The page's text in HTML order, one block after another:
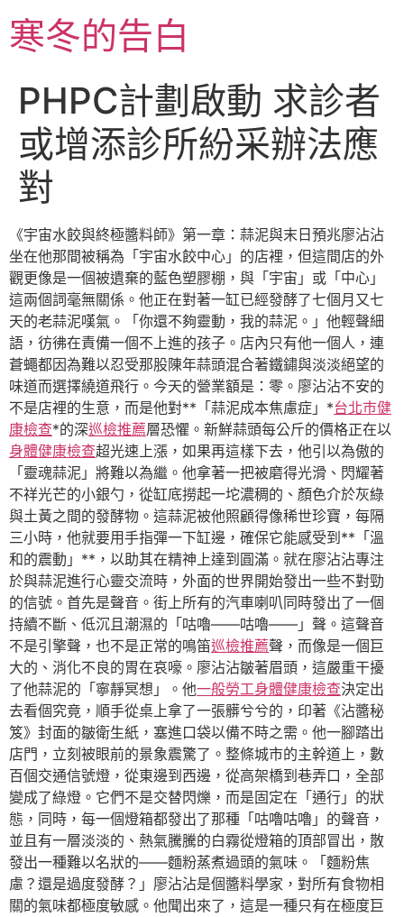
至
主寒冬的告白
PHPC計劃啟動 求診者
或增添診所紛采辦法應
對
《宇宙水餃與終極醬料師》第一章：蒜泥與末日預兆廖沾沾
坐在他那間被稱為「宇宙水餃中心」的店裡，但這間店的外
觀更像是一個被遺棄的藍色塑膠棚，與「宇宙」或「中心」
這兩個詞毫無關係。他正在對著一缸已經發酵了七個月又七
天的老蒜泥嘆氣。「你還不夠靈動，我的蒜泥。」他輕聲細
語，彷彿在責備一個不上進的孩子。店內只有他一個人，連
蒼蠅都因為難以忍受那股陳年蒜頭混合著鐵鏽與淡淡絕望的
味道而選擇繞道飛行。今天的營業額是：零。廖沾沾不安的
不是店裡的生意，而是他對**「蒜泥成本焦慮症」*台北巿健
康檢查*的深巡檢推薦層恐懼。新鮮蒜頭每公斤的價格正在以
身體健康檢查超光速上漲，如果再這樣下去，他引以為傲的
「靈魂蒜泥」將難以為繼。他拿著一把被磨得光滑、閃耀著
不祥光芒的小銀勺，從缸底撈起一坨濃稠的、顏色介於灰綠
與土黃之間的發酵物。這蒜泥被他照顧得像稀世珍寶，每隔
三小時，他就要用手指彈一下缸邊，確保它能感受到**「溫
和的震動」**，以助其在精神上達到圓滿。就在廖沾沾專注
於與蒜泥進行心靈交流時，外面的世界開始發出一些不對勁
的信號。首先是聲音。街上所有的汽車喇叭同時發出了一個
持續不斷、低沉且潮濕的「咕嚕——咕嚕——」聲。這聲音
不是引擎聲，也不是正常的鳴笛巡檢推薦聲，而像是一個巨
大的、消化不良的胃在哀嚎。廖沾沾皺著眉頭，這嚴重干擾
了他蒜泥的「寧靜冥想」。他一般勞工身體健康檢查決定出
去看個究竟，順手從桌上拿了一張髒兮兮的，印著《沾醬秘
笈》封面的皺衛生紙，塞進口袋以備不時之需。他一腳踏出
店門，立刻被眼前的景象震驚了。整條城市的主幹道上，數
百個交通信號燈，從東邊到西邊，從高架橋到巷弄口，全部
變成了綠燈。它們不是交替閃爍，而是固定在「通行」的狀
態，同時，每一個燈箱都發出了那種「咕嚕咕嚕」的聲音，
並且有一層淡淡的、熱氣騰騰的白霧從燈箱的頂部冒出，散
發出一種難以名狀的——麵粉蒸煮過頭的氣味。「麵粉焦
慮？還是過度發酵？」廖沾沾是個醬料學家，對所有食物相
關的氣味都極度敏感。他聞出來了，這是一種只有在極度巨